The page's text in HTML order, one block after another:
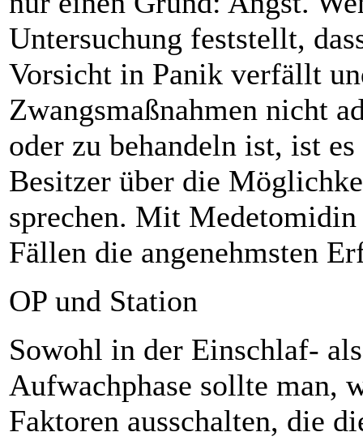
Untersuchung feststellt,
Vorsicht in Panik verfällt
Zwangsmaßnahmen nicht
oder zu behandeln ist, ist
Besitzer über die
sprechen. Mit
Fällen die angenehmsten
OP und Station
Sowohl in der Einschlaf-
Aufwachphase sollte man,
Faktoren ausschalten, die